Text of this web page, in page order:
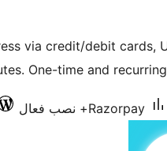
via credit/debit cards,
One-time and
Razorpay